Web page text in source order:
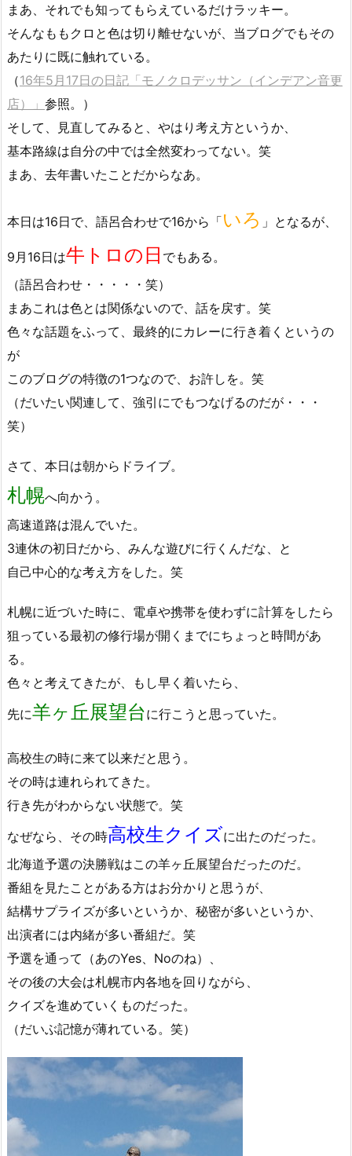
まあ、それでも知ってもらえているだけラッキー。
そんなももクロと色は切り離せないが、当ブログでもその
あたりに既に触れている。
（16年5月17日の日記「モノクロデッサン（インデアン音更
店）」 参照。）
そして、見直してみると、やはり考え方というか、
基本路線は自分の中では全然変わってない。笑
まあ、去年書いたことだからなあ。
本日は16日で、語呂合わせで16から「いろ 」となるが、
9月16日は牛トロの日 でもある。
（語呂合わせ・・・・・笑）
まあこれは色とは関係ないので、話を戻す。笑
色々な話題をふって、最終的にカレーに行き着くというの
が
このブログの特徴の1つなので、お許しを。笑
（だいたい関連して、強引にでもつなげるのだが・・・
笑）
さて、本日は朝からドライブ。
札幌へ向かう。
高速道路は混んでいた。
3連休の初日だから、みんな遊びに行くんだな、と
自己中心的な考え方をした。笑
札幌に近づいた時に、電卓や携帯を使わずに計算をしたら
狙っている最初の修行場が開くまでにちょっと時間があ
る。
色々と考えてきたが、もし早く着いたら、
先に羊ヶ丘展望台に行こうと思っていた。
高校生の時に来て以来だと思う。
その時は連れられてきた。
行き先がわからない状態で。笑
なぜなら、その時高校生クイズに出たのだった。
北海道予選の決勝戦はこの羊ヶ丘展望台だったのだ。
番組を見たことがある方はお分かりと思うが、
結構サプライズが多いというか、秘密が多いというか、
出演者には内緒が多い番組だ。笑
予選を通って（あのYes、Noのね）、
その後の大会は札幌市内各地を回りながら、
クイズを進めていくものだった。
（だいぶ記憶が薄れている。笑）